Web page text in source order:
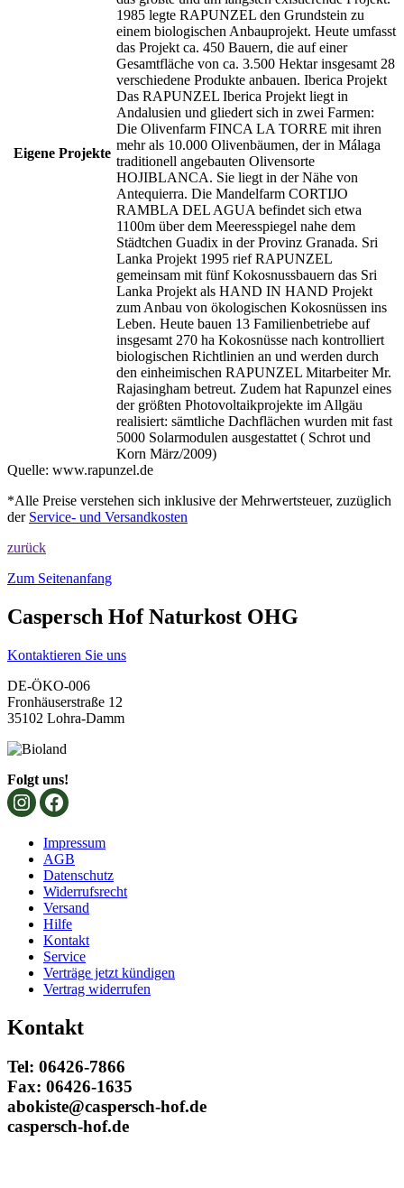
Eigene Projekte
1985 legte RAPUNZEL den Grundstein zu
einem biologischen Anbauprojekt. Heute umfasst
das Projekt ca. 450 Bauern, die auf einer
Gesamtfläche von ca. 3.500 Hektar insgesamt 28
verschiedene Produkte anbauen. Iberica Projekt
Das RAPUNZEL Iberica Projekt liegt in
Andalusien und gliedert sich in zwei Farmen:
Die Olivenfarm FINCA LA TORRE mit ihren
mehr als 10.000 Olivenbäumen, der in Málaga
traditionell angebauten Olivensorte
HOJIBLANCA. Sie liegt in der Nähe von
Antequierra. Die Mandelfarm CORTIJO
RAMBLA DEL AGUA befindet sich etwa
1100m über dem Meeresspiegel nahe dem
Städtchen Guadix in der Provinz Granada. Sri
Lanka Projekt 1995 rief RAPUNZEL
gemeinsam mit fünf Kokosnussbauern das Sri
Lanka Projekt als HAND IN HAND Projekt
zum Anbau von ökologischen Kokosnüssen ins
Leben. Heute bauen 13 Familienbetriebe auf
insgesamt 270 ha Kokosnüsse nach kontrolliert
biologischen Richtlinien an und werden durch
den einheimischen RAPUNZEL Mitarbeiter Mr.
Rajasingham betreut. Zudem hat Rapunzel eines
der größten Photovoltaikprojekte im Allgäu
realisiert: sämtliche Dachflächen wurden mit fast
5000 Solarmodulen ausgestattet ( Schrot und
Korn März/2009)
Quelle: www.rapunzel.de
*Alle Preise verstehen sich inklusive der Mehrwertsteuer, zuzüglich
der Service- und Versandkosten
zurück
Zum Seitenanfang
Caspersch Hof Naturkost OHG
Kontaktieren Sie uns
DE-ÖKO-006
Fronhäuserstraße 12
35102 Lohra-Damm
Folgt uns!
Impressum
AGB
Datenschutz
Widerrufsrecht
Versand
Hilfe
Kontakt
Service
Verträge jetzt kündigen
Vertrag widerrufen
Kontakt
Tel: 06426-7866
Fax: 06426-1635
abokiste@caspersch-hof.de
caspersch-hof.de